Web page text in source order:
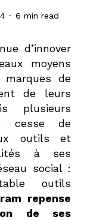
6 min read
d’innover
moyens
de
de leurs
plusieurs
cesse de
outils et
à ses
social :
outils
repense
de ses